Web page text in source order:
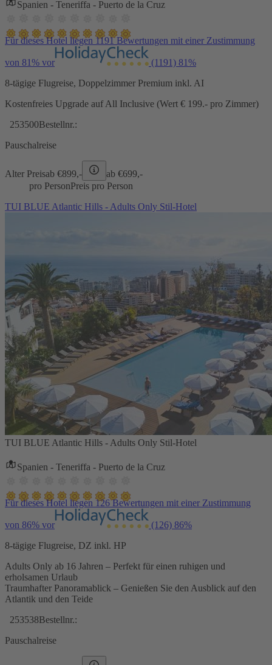
Spanien - Teneriffa - Puerto de la Cruz
Für dieses Hotel liegen 1191 Bewertungen mit einer Zustimmung
von 81% vor (1191) 81%
8-tägige Flugreise, Doppelzimmer Premium inkl. AI
Kostenfreies Upgrade auf All Inclusive (Wert € 199.- pro Zimmer)
253500Bestellnr.:
Pauschalreise
Alter Preisab €899,- ab €699,-
pro PersonPreis pro Person
TUI BLUE Atlantic Hills - Adults Only Stil-Hotel
TUI BLUE Atlantic Hills - Adults Only Stil-Hotel
Spanien - Teneriffa - Puerto de la Cruz
Für dieses Hotel liegen 126 Bewertungen mit einer Zustimmung
von 86% vor (126) 86%
8-tägige Flugreise, DZ inkl. HP
Adults Only ab 16 Jahren – Perfekt für einen ruhigen und
erholsamen Urlaub
Traumhafter Panoramablick – Genießen Sie den Ausblick auf den
Atlantik und den Teide
253538Bestellnr.:
Pauschalreise